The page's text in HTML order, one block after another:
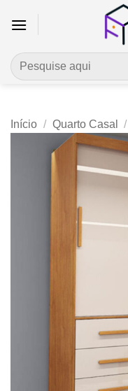
Pesquisar
por:
Início / Quarto Casal /